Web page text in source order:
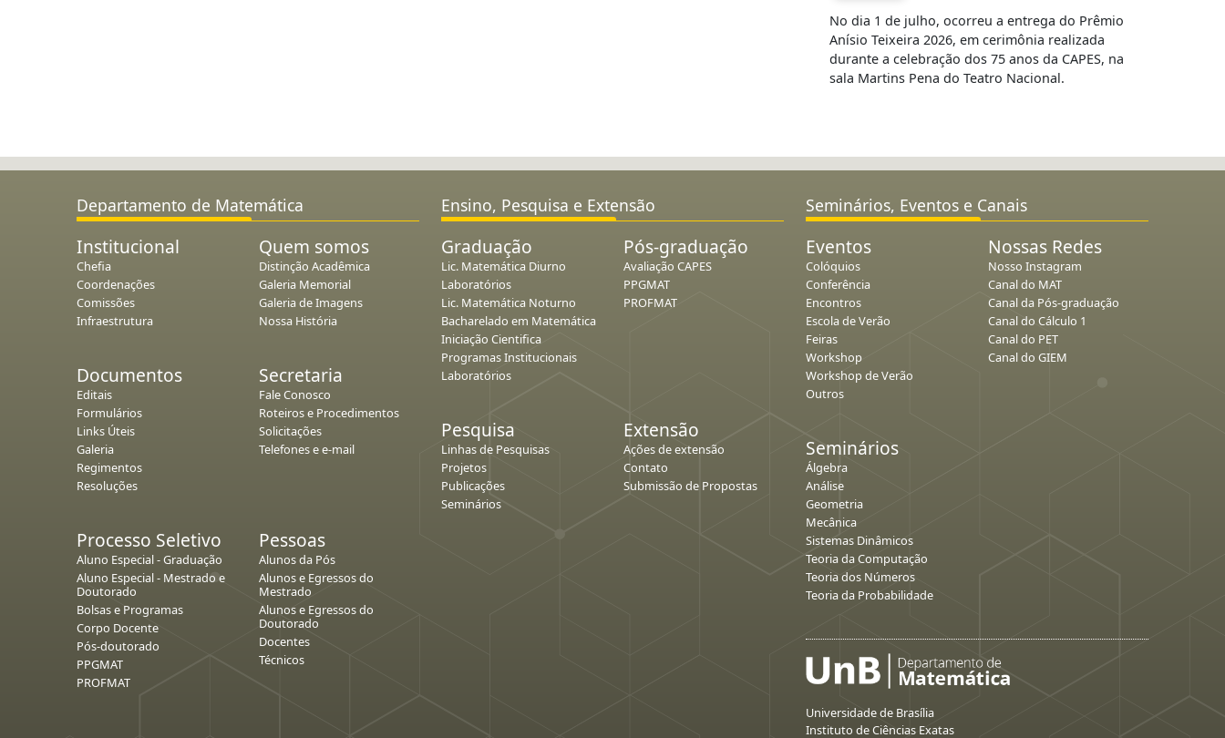
No dia 1 de julho, ocorreu a entrega do Prêmio
Anísio Teixeira 2026, em cerimônia realizada
durante a celebração dos 75 anos da CAPES, na
sala Martins Pena do Teatro Nacional.
Departamento de Matemática
Institucional
Chefia
Coordenações
Comissões
Infraestrutura
Quem somos
Distinção Acadêmica
Galeria Memorial
Galeria de Imagens
Nossa História
Documentos
Editais
Formulários
Links Úteis
Galeria
Regimentos
Resoluções
Secretaria
Fale Conosco
Roteiros e Procedimentos
Solicitações
Telefones e e-mail
Processo Seletivo
Aluno Especial - Graduação
Aluno Especial - Mestrado e
Doutorado
Bolsas e Programas
Corpo Docente
Pós-doutorado
PPGMAT
PROFMAT
Pessoas
Alunos da Pós
Alunos e Egressos do
Mestrado
Alunos e Egressos do
Doutorado
Docentes
Técnicos
Ensino, Pesquisa e Extensão
Graduação
Lic. Matemática Diurno
Laboratórios
Lic. Matemática Noturno
Bacharelado em Matemática
Iniciação Cientifica
Programas Institucionais
Laboratórios
Pós-graduação
Avaliação CAPES
PPGMAT
PROFMAT
Pesquisa
Linhas de Pesquisas
Projetos
Publicações
Seminários
Extensão
Ações de extensão
Contato
Submissão de Propostas
Seminários, Eventos e Canais
Eventos
Colóquios
Conferência
Encontros
Escola de Verão
Feiras
Workshop
Workshop de Verão
Outros
Nossas Redes
Nosso Instagram
Canal do MAT
Canal da Pós-graduação
Canal do Cálculo 1
Canal do PET
Canal do GIEM
Seminários
Álgebra
Análise
Geometria
Mecânica
Sistemas Dinâmicos
Teoria da Computação
Teoria dos Números
Teoria da Probabilidade
Universidade de Brasília
Instituto de Ciências Exatas